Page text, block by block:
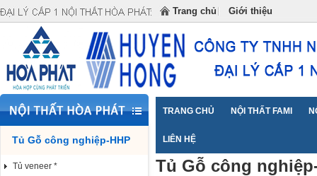
Trang chủ Giới thiệu
Đại lý cấp 1 Nội Thất Hòa Phát cung cấp NỘI THẤT
TRANG CHỦ NỘI THẤT FAMI
LIÊN HỆ
Tủ Gỗ công nghiệp-HHP
Tủ veneer *
Trang chủ
Tủ Gỗ công